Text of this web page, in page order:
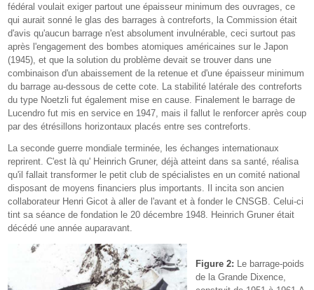
fédéral voulait exiger partout une épaisseur minimum des ouvrages, ce
qui aurait sonné le glas des barrages à contreforts, la Commission était
d'avis qu'aucun barrage n'est absolument invulnérable, ceci surtout pas
après l'engagement des bombes atomiques américaines sur le Japon
(1945), et que la solution du problème devait se trouver dans une
combinaison d'un abaissement de la retenue et d'une épaisseur minimum
du barrage au-dessous de cette cote. La stabilité latérale des contreforts
du type Noetzli fut également mise en cause. Finalement le barrage de
Lucendro fut mis en service en 1947, mais il fallut le renforcer après coup
par des étrésillons horizontaux placés entre ses contreforts.
La seconde guerre mondiale terminée, les échanges internationaux
reprirent. C'est là qu' Heinrich Gruner, déjà atteint dans sa santé, réalisa
qu'il fallait transformer le petit club de spécialistes en un comité national
disposant de moyens financiers plus importants. Il incita son ancien
collaborateur Henri Gicot à aller de l'avant et à fonder le CNSGB. Celui-ci
tint sa séance de fondation le 20 décembre 1948. Heinrich Gruner était
décédé une année auparavant.
Figure 2: Le barrage-poids
de la Grande Dixence,